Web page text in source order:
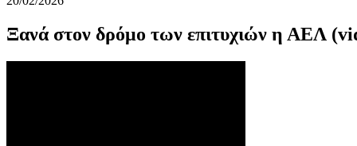
Ξανά στον δρόμο των επιτυχιών η ΑΕΛ